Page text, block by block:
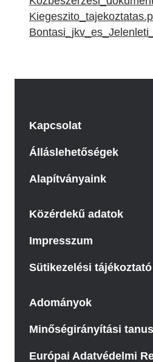
Kapcsolat
Álláslehetőségek
Alapítványaink
Közérdekű adatok
Impresszum
Sütikezelési tájékoztató
Adományok
Minőségirányítási
Európai Adatvédelmi